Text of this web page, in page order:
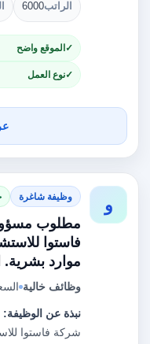
الراتب6000
الموقع واضح
نوع العمل
و وظيفة شاغرة
مطلوب
فاستوا
موارد
وظائف خالية
نبذة عن الوظيفة:
شركة فاستوا